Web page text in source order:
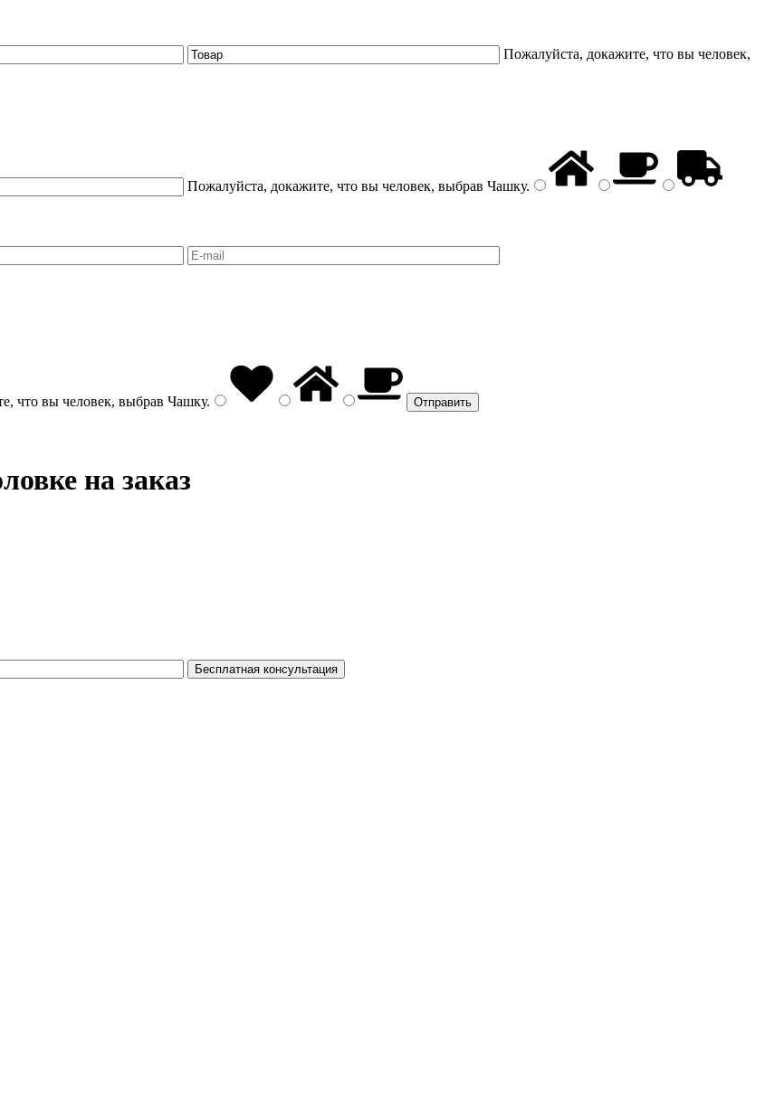
Пожалуйста, докажите, что вы человек,
Пожалуйста, докажите, что вы человек, выбрав Чашку.
что вы человек, выбрав Чашку.
на заказ